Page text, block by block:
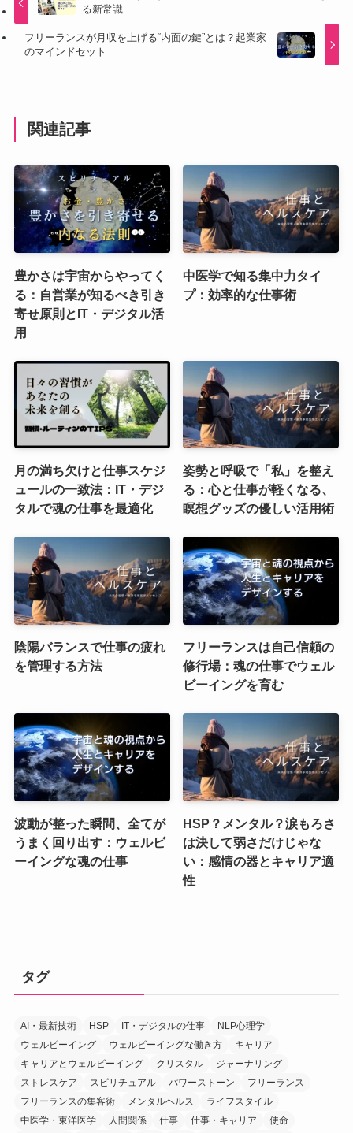
る新常識
フリーランスが月収を上げる“内面の鍵”とは？起業家
のマインドセット
関連記事
豊かさは宇宙からやってく
る：自営業が知るべき引き
寄せ原則とIT・デジタル活
用
中医学で知る集中力タイ
プ：効率的な仕事術
月の満ち欠けと仕事スケジ
ュールの一致法：IT・デジ
タルで魂の仕事を最適化
姿勢と呼吸で「私」を整え
る：心と仕事が軽くなる、
瞑想グッズの優しい活用術
陰陽バランスで仕事の疲れ
を管理する方法
フリーランスは自己信頼の
修行場：魂の仕事でウェル
ビーイングを育む
波動が整った瞬間、全てが
うまく回り出す：ウェルビ
ーイングな魂の仕事
HSP？メンタル？涙もろさ
は決して弱さだけじゃな
い：感情の器とキャリア適
性
タグ
AI・最新技術 HSP IT・デジタルの仕事
NLP心理学
ウェルビーイング
ウェルビーイングな働き方
キャリア
キャリアとウェルビーイング
クリスタル
ジャーナリング
ストレスケア
スピリチュアル パワーストーン
フリーランス
フリーランスの集客術
メンタルヘルス
ライフスタイル
中医学・東洋医学
人間関係 仕事 仕事・キャリア
使命